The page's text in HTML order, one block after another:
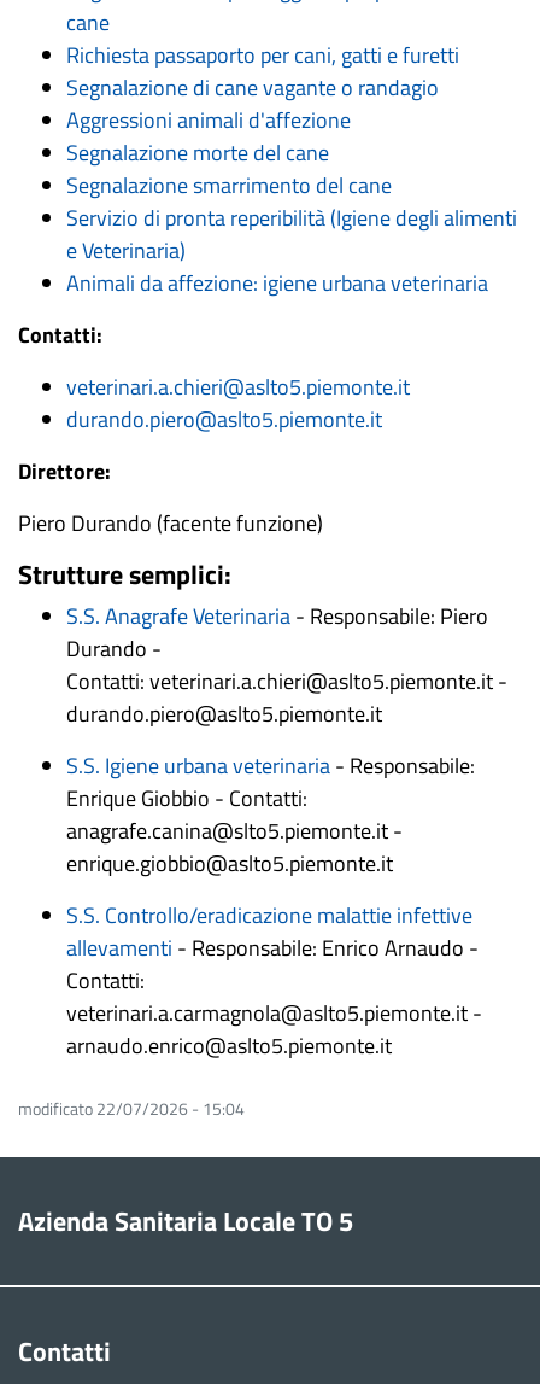
cane
Richiesta passaporto per cani, gatti e furetti
Segnalazione di cane vagante o randagio
Aggressioni animali d'affezione
Segnalazione morte del cane
Segnalazione smarrimento del cane
Servizio di pronta reperibilità (Igiene degli alimenti
e Veterinaria)
Animali da affezione: igiene urbana veterinaria
Contatti:
veterinari.a.chieri@aslto5.piemonte.it
durando.piero@aslto5.piemonte.it
Direttore:
Piero Durando (facente funzione)
Strutture semplici:
S.S. Anagrafe Veterinaria- Responsabile: Piero
Durando -
Contatti: veterinari.a.chieri@aslto5.piemonte.it -
durando.piero@aslto5.piemonte.it
S.S. Igiene urbana veterinaria- Responsabile:
Enrique Giobbio - Contatti:
anagrafe.canina@slto5.piemonte.it -
enrique.giobbio@aslto5.piemonte.it
S.S. Controllo/eradicazione malattie infettive
allevamenti - Responsabile: Enrico Arnaudo -
Contatti:
veterinari.a.carmagnola@aslto5.piemonte.it -
arnaudo.enrico@aslto5.piemonte.it
modificato 22/07/2026 - 15:04
Azienda Sanitaria Locale TO 5
Contatti